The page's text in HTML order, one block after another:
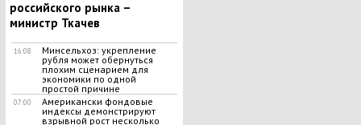
российского рынка –
министр Ткачев
16:08
Минсельхоз: укрепление
рубля может обернуться
плохим сценарием для
экономики по одной
простой причине
07:00
Американски фондовые
индексы демонстрируют
взрывной рост несколько